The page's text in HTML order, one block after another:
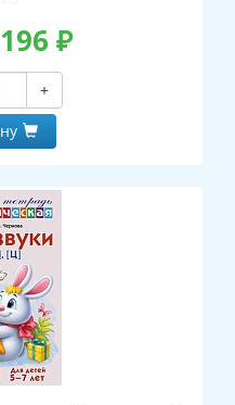
196 ₽
+